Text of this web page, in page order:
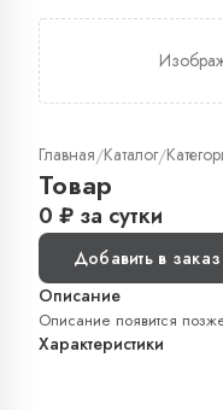
Главная/Каталог/
Товар
0 ₽ за сутки
Добавить в заказ
Описание
Описание появится
Характеристики